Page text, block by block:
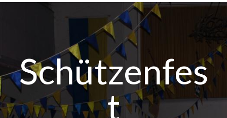
Schützenfes
t